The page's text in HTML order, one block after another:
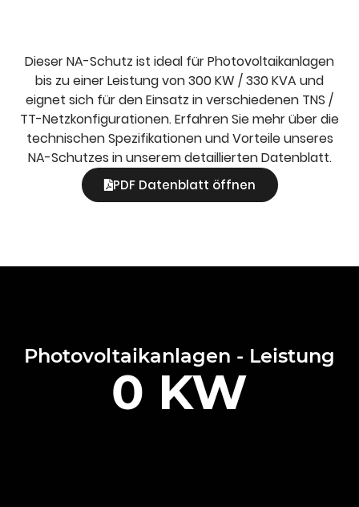
Dieser NA-Schutz ist ideal für Photovoltaikanlagen
bis zu einer Leistung von 300 KW / 330 KVA und
eignet sich für den Einsatz in verschiedenen TNS /
TT-Netzkonfigurationen. Erfahren Sie mehr über die
technischen Spezifikationen und Vorteile unseres
NA-Schutzes in unserem detaillierten Datenblatt.
PDF Datenblatt öffnen
Photovoltaikanlagen - Leistung
0 KW